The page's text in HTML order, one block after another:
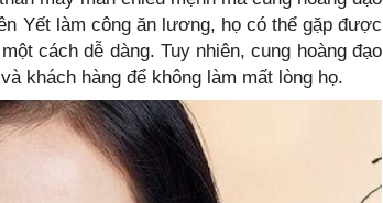
Yết làm công ăn lương, họ có thể gặp được
cách dễ dàng. Tuy nhiên, cung hoàng đạo
khách hàng để không làm mất lòng họ.